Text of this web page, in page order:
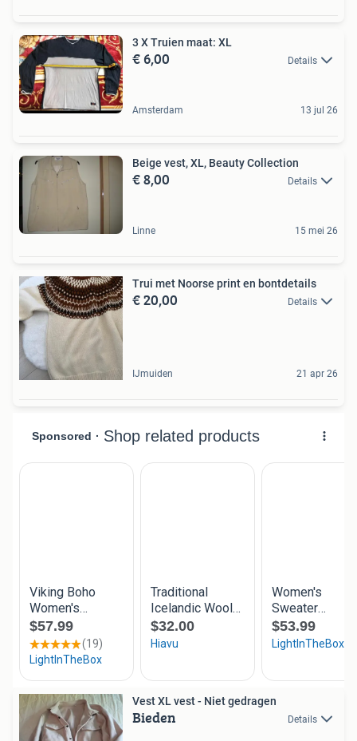
3 X Truien maat: XL
€ 6,00 Details
Amsterdam 13 jul 26
Beige vest, XL, Beauty Collection
€ 8,00 Details
Linne 15 mei 26
Trui met Noorse print en bontdetails
€ 20,00 Details
IJmuiden 21 apr 26
Vest XL vest - Niet gedragen
Bieden Details